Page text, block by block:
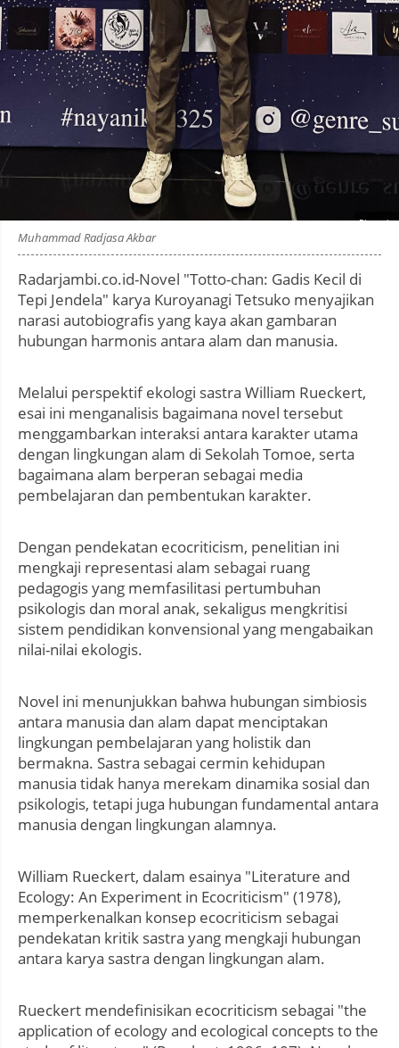
Photo by
Muhammad Radjasa Akbar
Radarjambi.co.id-Novel "Totto-chan: Gadis Kecil di
Tepi Jendela" karya Kuroyanagi Tetsuko menyajikan
narasi autobiografis yang kaya akan gambaran
hubungan harmonis antara alam dan manusia.
Melalui perspektif ekologi sastra William Rueckert,
esai ini menganalisis bagaimana novel tersebut
menggambarkan interaksi antara karakter utama
dengan lingkungan alam di Sekolah Tomoe, serta
bagaimana alam berperan sebagai media
pembelajaran dan pembentukan karakter.
Dengan pendekatan ecocriticism, penelitian ini
mengkaji representasi alam sebagai ruang
pedagogis yang memfasilitasi pertumbuhan
psikologis dan moral anak, sekaligus mengkritisi
sistem pendidikan konvensional yang mengabaikan
nilai-nilai ekologis.
Novel ini menunjukkan bahwa hubungan simbiosis
antara manusia dan alam dapat menciptakan
lingkungan pembelajaran yang holistik dan
bermakna. Sastra sebagai cermin kehidupan
manusia tidak hanya merekam dinamika sosial dan
psikologis, tetapi juga hubungan fundamental antara
manusia dengan lingkungan alamnya.
William Rueckert, dalam esainya "Literature and
Ecology: An Experiment in Ecocriticism" (1978),
memperkenalkan konsep ecocriticism sebagai
pendekatan kritik sastra yang mengkaji hubungan
antara karya sastra dengan lingkungan alam.
Rueckert mendefinisikan ecocriticism sebagai "the
application of ecology and ecological concepts to the